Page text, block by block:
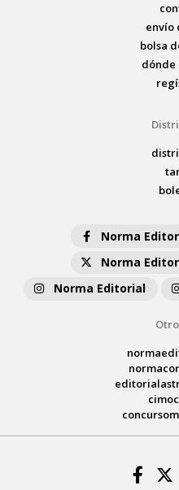
envío
bolsa
dónde
Norma
Norma
Norma Editorial